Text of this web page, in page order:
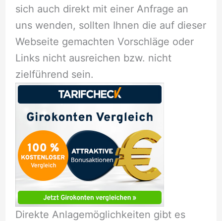
sich auch direkt mit einer Anfrage an
uns wenden, sollten Ihnen die auf dieser
Webseite gemachten Vorschläge oder
Links nicht ausreichen bzw. nicht
zielführend sein.
Direkte Anlagemöglichkeiten gibt es